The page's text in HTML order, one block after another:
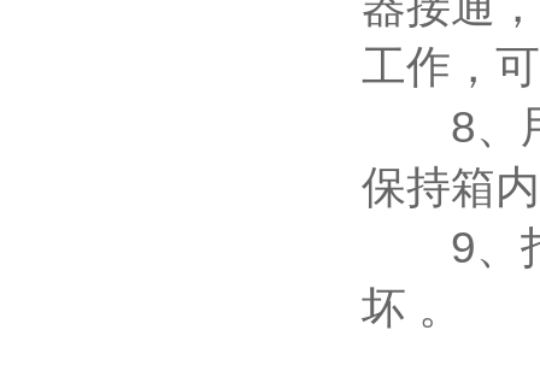
工作，
8、用
保持箱
9、打
坏 。